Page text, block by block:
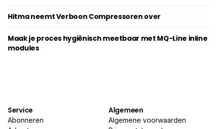
Hitma neemt Verboon Compressoren over
Maak je proces hygiënisch meetbaar met MQ-Line inline
modules
Service
Abonneren
Algemeen
Algemene voorwaarden